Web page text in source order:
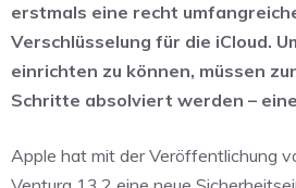
erstmals eine recht
Verschlüsselung für die iCloud.
einrichten zu können, müssen
Schritte absolviert werden –
Apple hat mit der Veröffentlichung